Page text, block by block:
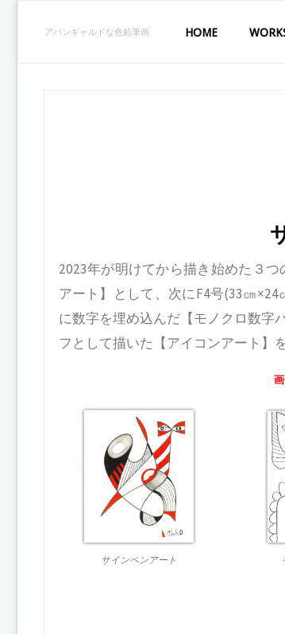
アバンギャルドな色鉛筆画 HOME
2023年が明けてから描き始めた３
アート】として、次にF4号(33㎝
に数字を埋め込んだ【モノクロ数字
フとして描いた【アイコンアート】
サインペンアート